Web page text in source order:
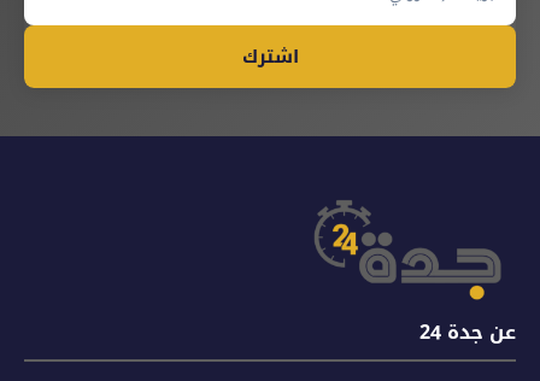
اشترك
عن جدة 24